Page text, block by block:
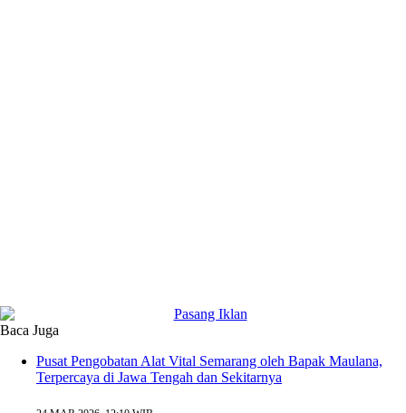
Baca Juga
Pusat Pengobatan Alat Vital Semarang oleh Bapak Maulana,
Terpercaya di Jawa Tengah dan Sekitarnya